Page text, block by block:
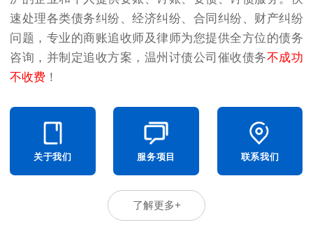
速处理各类债务纠纷、经济纠纷、合同纠纷、财产纠纷
问题，专业的商账追收师及律师为您提供全方位的债务
咨询，并制定追收方案，温州讨债公司催收债务不成功
不收费 ！
关于我们 服务项目 联系我们
了解更多+